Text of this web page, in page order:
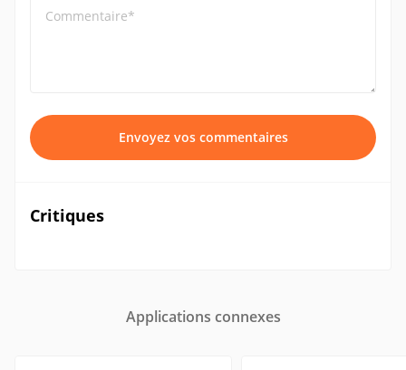
Commentaire*
Envoyez vos commentaires
Critiques
Applications connexes